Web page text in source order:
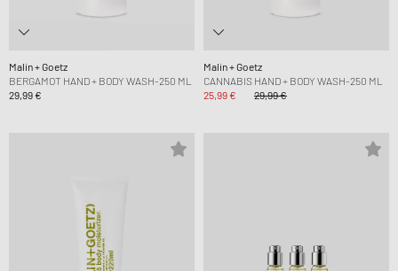
Malin + Goetz
BERGAMOT HAND + BODY WASH-250 ML
29,99 €
Malin + Goetz
CANNABIS HAND + BODY WASH-250 ML
25,99 €
29,99 €